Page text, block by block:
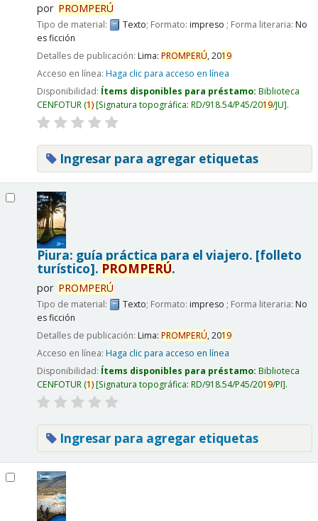
por PROMPERÚ
Tipo de material: Texto; Formato: impreso ; Forma literaria: No
es ficción
Detalles de publicación: Lima: PROMPERÚ,2019
Acceso en línea: Haga clic para acceso en línea
Disponibilidad: Ítems disponibles para préstamo: Biblioteca
CENFOTUR(1) Signatura topográfica: RD/918.54/P45/2019/JU .
Ingresar para agregar etiquetas
Piura: guía práctica para el viajero. [folleto
turístico]. PROMPERÚ.
por PROMPERÚ
Tipo de material: Texto; Formato: impreso ; Forma literaria: No
es ficción
Detalles de publicación: Lima: PROMPERÚ,2019
Acceso en línea: Haga clic para acceso en línea
Disponibilidad: Ítems disponibles para préstamo: Biblioteca
CENFOTUR(1) Signatura topográfica: RD/918.54/P45/2019/PI .
Ingresar para agregar etiquetas